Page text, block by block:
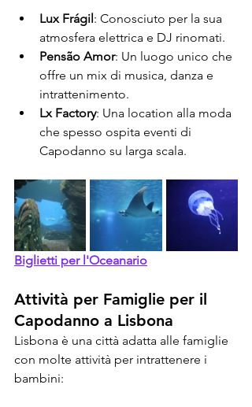
Lux Frágil: Conosciuto per la sua
atmosfera elettrica e DJ rinomati.
Pensão Amor: Un luogo unico che
offre un mix di musica, danza e
intrattenimento.
Lx Factory: Una location alla moda
che spesso ospita eventi di
Capodanno su larga scala.
Biglietti per l'Oceanario
Attività per Famiglie per il
Capodanno a Lisbona
Lisbona è una città adatta alle famiglie
con molte attività per intrattenere i
bambini: